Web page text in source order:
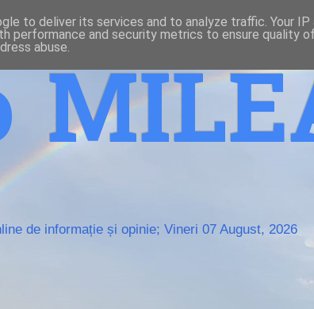
de informație și opinie; Vineri 07 August, 2026
to deliver its services and to analyze traffic. Your IP
performance and security metrics to ensure quality
abuse.